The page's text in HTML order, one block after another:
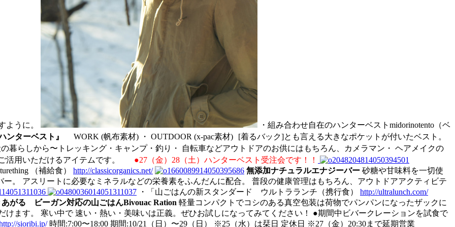
ように。
・組み合わせ自在のハンターベストmidorinotento（ベ
ンターベスト』
WORK (帆布素材) ・ OUTDOOR (x-pac素材) [着るバック]とも言える大きなポケットが付いたベスト。
暮らしから〜トレッキング・キャンプ・釣り・ 自転車などアウトドアのお供にはもちろん、カメラマン・ ヘアメイクの
活用いただけるアイテムです。
●27（金）28（土）ハンターベスト受注会です！！
（補給食） http://classicorganics.net/ 無添加ナチュラルエナジーバー 砂糖や甘味料を一切使
。 アスリートに必要なミネラルなどの栄養素をふんだんに配合。 普段の健康管理はもちろん、アウトドアアクティビテ
・「山ごはんの新スタンダード ウルトラランチ（携行食） http://ultralunch.com/
がる ビーガン対応の山ごはんBivouac Ration 軽量コンパクトでコシのある真空包装は荷物でパンパンになったザックに
けます。 寒い中で 速い・熱い・美味いは正義。ぜひお試しになってみてください！ ●期間中ビバークレーションを試食で
sioribi.jp/時間:7:00〜18:00 期間:10/21（日）〜29（日） ※25（水）は栞日 定休日 ※27（金）20:30まで延期営業